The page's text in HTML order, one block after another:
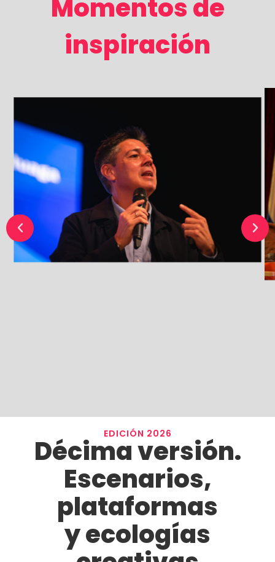
Momentos de
inspiración
EDICIÓN 2026
Décima versión.
Escenarios,
plataformas
y ecologías